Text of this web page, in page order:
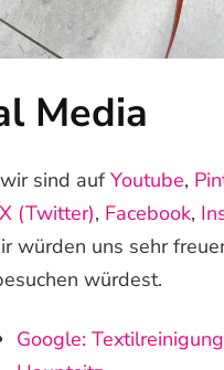
Media
sind auf Youtube,
X (Twitter), Facebook,
würden uns sehr
würdest.
Google: